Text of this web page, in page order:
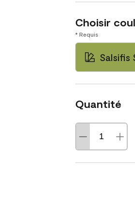
Choisir
* Requis
Salsifis
Quantité